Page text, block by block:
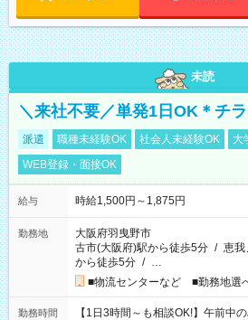
未読
＼来社不要／単発1日OK＊チ
派遣 職種未経験OK 社会人未経験OK 大
WEB登録・面接OK
給与 時給1,500円～1,875円
勤務地
大阪府羽曳野市
古市(大阪府)駅から徒歩5分 / 恵我
から徒歩5分 / …
■物流センターなど ■勤務地選
勤務時間
【1日3時間～も相談OK!】午前中